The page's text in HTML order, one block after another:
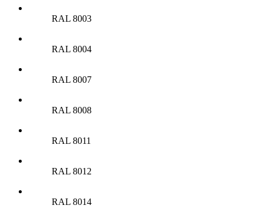
RAL 8003
RAL 8004
RAL 8007
RAL 8008
RAL 8011
RAL 8012
RAL 8014